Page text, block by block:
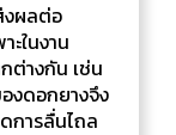
งผลต่อ
ะในงาน
างกัน เช่น
งดอกยางจึง
การลื่นไถล